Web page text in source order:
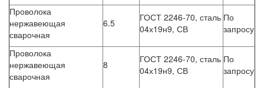
Проволока
нержавеющая
сварочная
6.5
ГОСТ 2246-70, сталь
04х19н9, СВ
По
запросу
Проволока
нержавеющая
сварочная
8
ГОСТ 2246-70, сталь
04х19н9, СВ
По
запросу